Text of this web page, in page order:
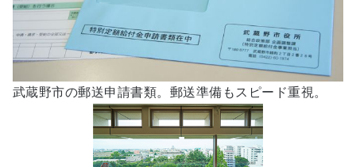
武蔵野市の郵送申請書類。郵送準備もスピード重視。